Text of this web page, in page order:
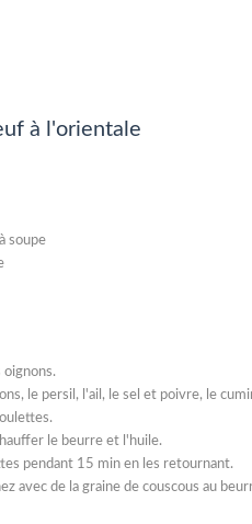
à l'orientale
soupe
oignons.
le persil, l'ail, le sel et poivre, le
le beurre et l'huile.
pendant 15 min en les retournant.
avec de la graine de couscous au